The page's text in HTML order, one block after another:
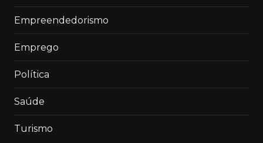
Empreendedorismo
Emprego
Política
Saúde
Turismo